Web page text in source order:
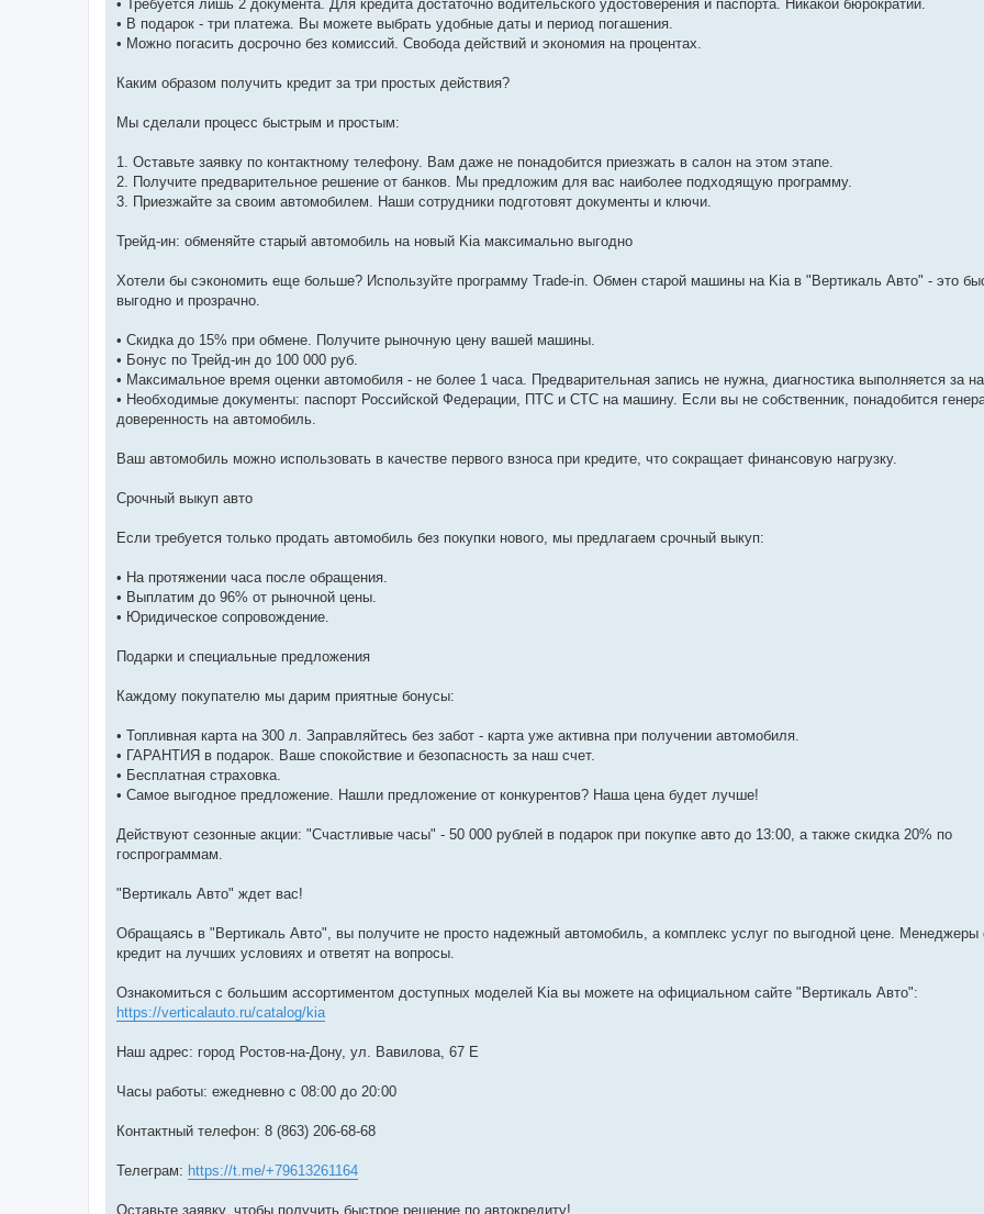
• Требуется лишь 2 документа. Для кредита достаточно водительского удостоверения и паспорта. Никакой бюрократии.
• В подарок - три платежа. Вы можете выбрать удобные даты и период погашения.
• Можно погасить досрочно без комиссий. Свобода действий и экономия на процентах.
Каким образом получить кредит за три простых действия?
Мы сделали процесс быстрым и простым:
1. Оставьте заявку по контактному телефону. Вам даже не понадобится приезжать в салон на этом этапе.
2. Получите предварительное решение от банков. Мы предложим для вас наиболее подходящую программу.
3. Приезжайте за своим автомобилем. Наши сотрудники подготовят документы и ключи.
Трейд-ин: обменяйте старый автомобиль на новый Kia максимально выгодно
Хотели бы сэкономить еще больше? Используйте программу Trade-in. Обмен старой машины на Kia в "Вертикаль Авто" - это
выгодно и прозрачно.
• Скидка до 15% при обмене. Получите рыночную цену вашей машины.
• Бонус по Трейд-ин до 100 000 руб.
• Максимальное время оценки автомобиля - не более 1 часа. Предварительная запись не нужна, диагностика выполняется за
• Необходимые документы: паспорт Российской Федерации, ПТС и СТС на машину. Если вы не собственник, понадобится
доверенность на автомобиль.
Ваш автомобиль можно использовать в качестве первого взноса при кредите, что сокращает финансовую нагрузку.
Срочный выкуп авто
Если требуется только продать автомобиль без покупки нового, мы предлагаем срочный выкуп:
• На протяжении часа после обращения.
• Выплатим до 96% от рыночной цены.
• Юридическое сопровождение.
Подарки и специальные предложения
Каждому покупателю мы дарим приятные бонусы:
• Топливная карта на 300 л. Заправляйтесь без забот - карта уже активна при получении автомобиля.
• ГАРАНТИЯ в подарок. Ваше спокойствие и безопасность за наш счет.
• Бесплатная страховка.
• Самое выгодное предложение. Нашли предложение от конкурентов? Наша цена будет лучше!
Действуют сезонные акции: "Счастливые часы" - 50 000 рублей в подарок при покупке авто до 13:00, а также скидка 20% по
госпрограммам.
"Вертикаль Авто" ждет вас!
Обращаясь в "Вертикаль Авто", вы получите не просто надежный автомобиль, а комплекс услуг по выгодной цене.
кредит на лучших условиях и ответят на вопросы.
Ознакомиться с большим ассортиментом доступных моделей Kia вы можете на официальном сайте "Вертикаль Авто":
https://verticalauto.ru/catalog/kia
Наш адрес: город Ростов-на-Дону, ул. Вавилова, 67 Е
Часы работы: ежедневно с 08:00 до 20:00
Контактный телефон: 8 (863) 206-68-68
Телеграм: https://t.me/+79613261164
Оставьте заявку, чтобы получить быстрое решение по автокредиту!